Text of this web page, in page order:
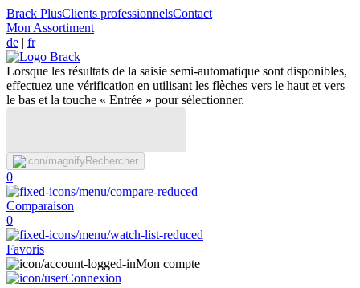
Brack PlusClients professionnelsContact
Mon Assortiment
de | fr
Lorsque les résultats de la saisie semi-automatique sont disponibles,
effectuez une vérification en utilisant les flèches vers le haut et vers
le bas et la touche « Entrée » pour sélectionner.
Rechercher
0
Comparaison
0
Favoris
Mon compte
Connexion